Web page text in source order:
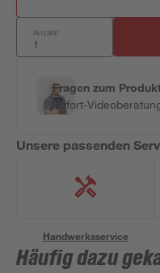
Anzahl:
Fragen zum
Sofort-
Unsere passenden
Handwerksservice
Häufig dazu